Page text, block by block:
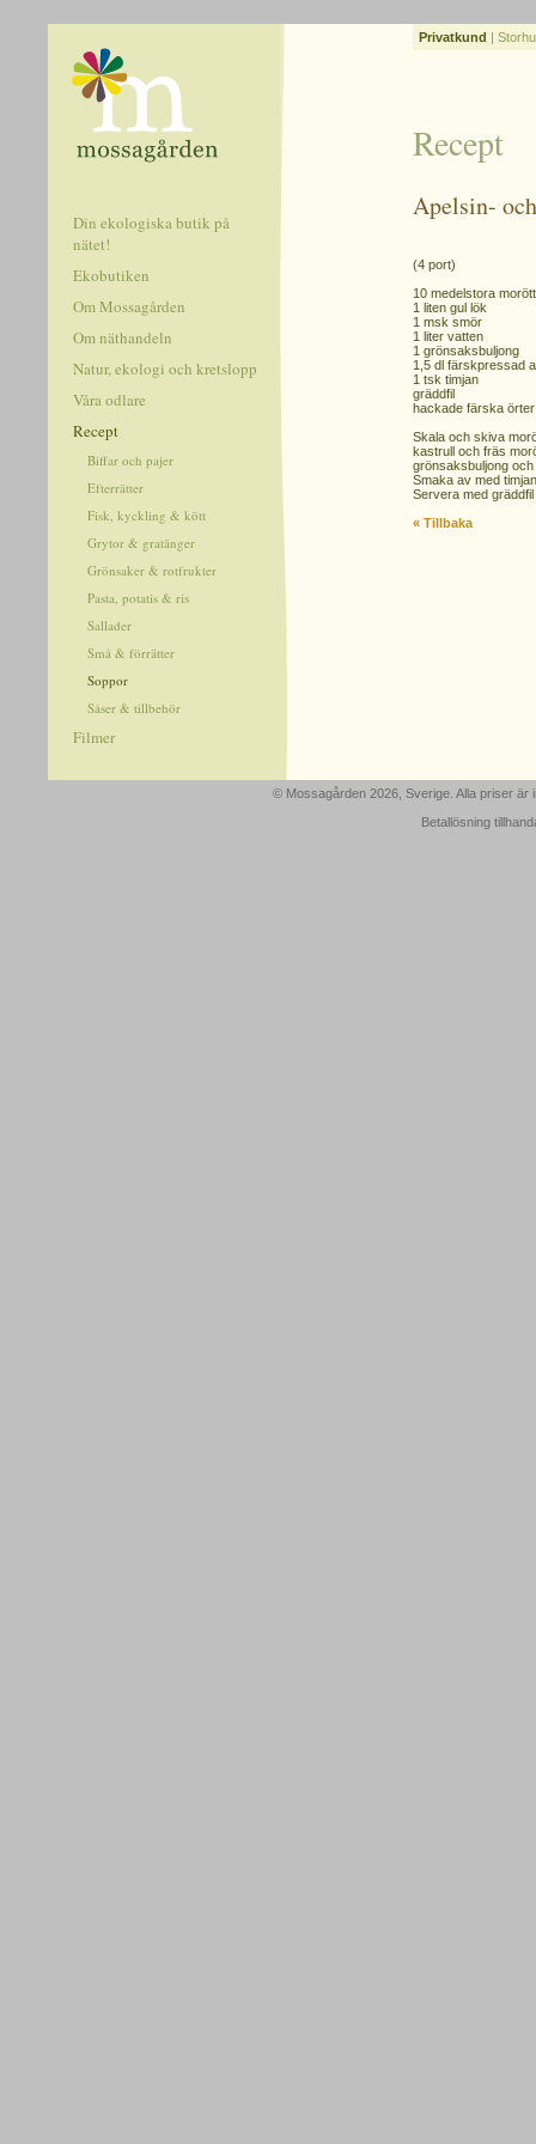
Din ekologiska butik på
nätet!
Ekobutiken
Om Mossagården
Om näthandeln
Natur, ekologi och kretslopp
Våra odlare
Recept
Biffar och pajer
Efterrätter
Fisk, kyckling & kött
Grytor & gratänger
Grönsaker & rotfrukter
Pasta, potatis & ris
Sallader
Små & förrätter
Soppor
Såser & tillbehör
Filmer
Privatkund |
Recept
Apelsin-
(4 port)
10 medelstora
1 liten gul lök
1 msk smör
1 liter vatten
1 grönsaksbuljong
1,5 dl färskpressad
1 tsk timjan
gräddfil
hackade färska örter
Skala och skiva
kastrull och fräs
grönsaksbuljong
Smaka av med
Servera med
« Tillbaka
© Mossagården 2026, Sverige. Alla priser
Betallösning